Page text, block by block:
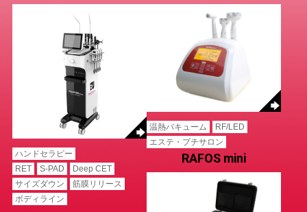
ハンドセラピー
RET
S-PAD
Deep CET
サイズダウン
筋膜リリース
ボディライン
温熱バキューム
RF/LED
エステ・プチサロン
RAFOS mini